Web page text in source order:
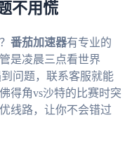
不用慌
番茄加速器有专业的
是凌晨三点看世界
问题，联系客服就能
得角vs沙特的比赛时突
线路，让你不会错过